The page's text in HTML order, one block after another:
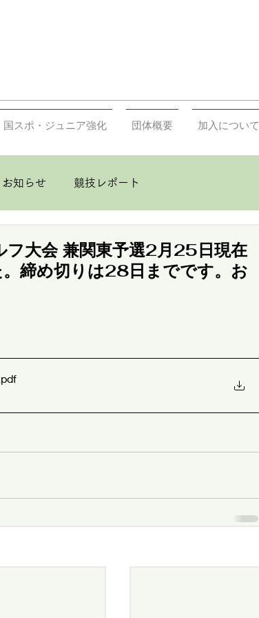
国スポ・ジュニア強化 団体概要 加入について
お知らせ 競技レポート
大会 兼関東予選2月25日現在
締め切りは28日までです。お